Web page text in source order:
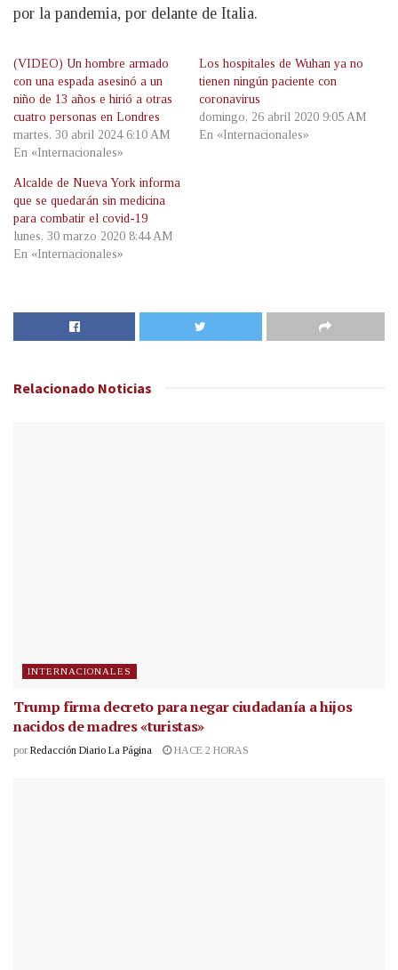
por la pandemia, por delante de Italia.
(VIDEO) Un hombre armado
con una espada asesinó a un
niño de 13 años e hirió a otras
cuatro personas en Londres
martes, 30 abril 2024 6:10 AM
En «Internacionales»
Los hospitales de Wuhan ya no
tienen ningún paciente con
coronavirus
domingo, 26 abril 2020 9:05 AM
En «Internacionales»
Alcalde de Nueva York informa
que se quedarán sin medicina
para combatir el covid-19
lunes, 30 marzo 2020 8:44 AM
En «Internacionales»
Relacionado Noticias
INTERNACIONALES
Trump firma decreto para negar ciudadanía a hijos
nacidos de madres «turistas»
por Redacción Diario La Página HACE 2 HORAS